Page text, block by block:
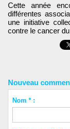
Cette année
différentes
une initiative
contre le cancer
Nouveau
Nom * :